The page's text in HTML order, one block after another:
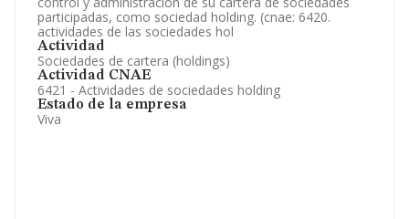
participadas, como sociedad holding. (cnae: 6420.
actividades de las sociedades hol
Actividad
Sociedades de cartera (holdings)
Actividad CNAE
6421 - Actividades de sociedades holding
Estado de la empresa
Viva